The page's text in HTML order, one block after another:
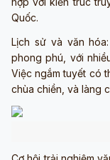
Quốc.
Lịch sử và văn
phong phú, với
Việc ngắm tuyết có
chùa chiền, và làng